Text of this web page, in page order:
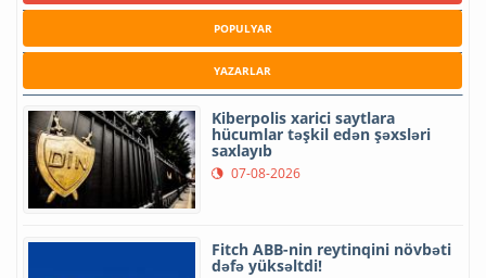
POPULYAR
YAZARLAR
Kiberpolis xarici saytlara
hücumlar təşkil edən şəxsləri
saxlayıb
07-08-2026
Fitch ABB-nin reytinqini növbəti
dəfə yüksəltdi!